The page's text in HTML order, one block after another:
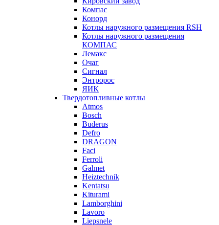
Компас
Конорд
Котлы наружного размещения RSH
Котлы наружного размещения
КОМПАС
Лемакс
Очаг
Сигнал
Энтророс
ЯИК
Твердотопливные котлы
Atmos
Bosch
Buderus
Defro
DRAGON
Faci
Ferroli
Galmet
Heiztechnik
Kentatsu
Kiturami
Lamborghini
Lavoro
Liepsnele